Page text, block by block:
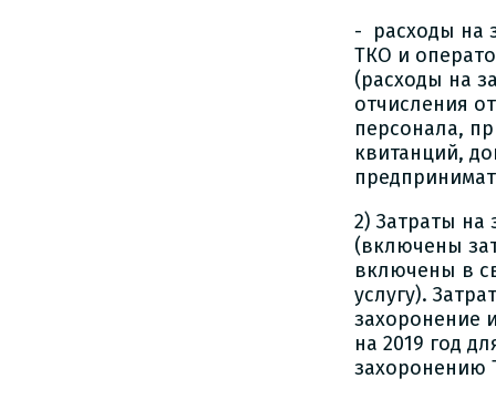
- расходы на
ТКО и
(расходы на
отчисления
персонала,
квитанций,
2) Затраты на
(включены
включены в
услугу).
захоронение
на 2019 год
захоронению